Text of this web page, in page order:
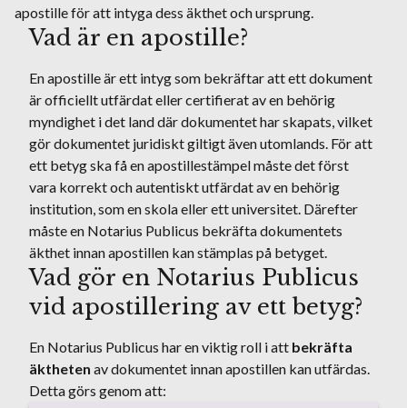
apostille för att intyga dess äkthet och ursprung.
Vad är en apostille?
En apostille är ett intyg som bekräftar att ett dokument
är officiellt utfärdat eller certifierat av en behörig
myndighet i det land där dokumentet har skapats, vilket
gör dokumentet juridiskt giltigt även utomlands. För att
ett betyg ska få en apostillestämpel måste det först
vara korrekt och autentiskt utfärdat av en behörig
institution, som en skola eller ett universitet. Därefter
måste en Notarius Publicus bekräfta dokumentets
äkthet innan apostillen kan stämplas på betyget.
Vad gör en Notarius Publicus
vid apostillering av ett betyg?
En Notarius Publicus har en viktig roll i att bekräfta
äktheten av dokumentet innan apostillen kan utfärdas.
Detta görs genom att: